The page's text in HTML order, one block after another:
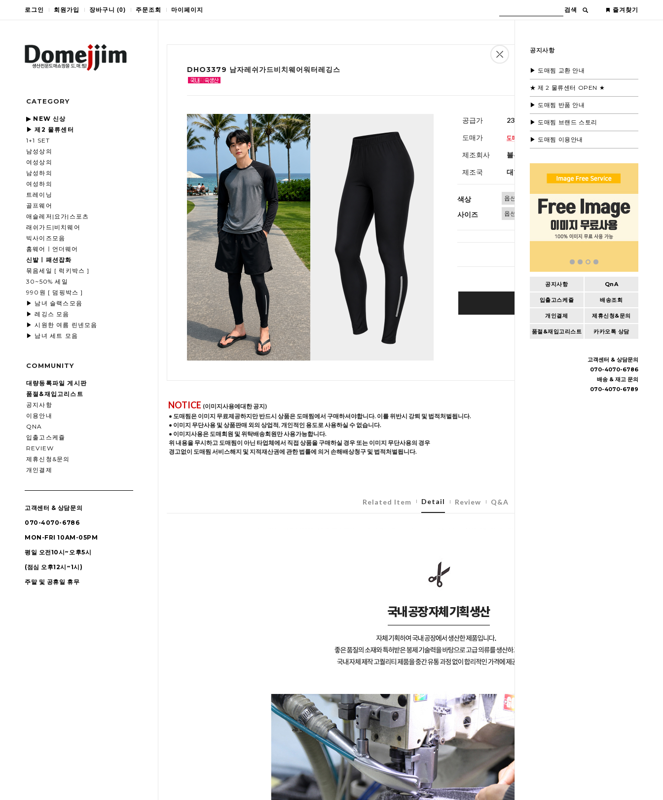
로그인 회원가입 장바구니 (0) 주문조회 마이페이지 검색 즐겨찾기
CATEGORY
▶ NEW 신상
▶ 제2 물류센터
1+1 SET
남성상의
여성상의
남성하의
여성하의
트레이닝
골프웨어
애슬레저|요가|스포츠
래쉬가드|비치웨어
빅사이즈모음
홈웨어ㅣ언더웨어
신발ㅣ패션잡화
묶음세일 [ 럭키박스 ]
30~50% 세일
990원 [ 덤핑박스 ]
▶ 남녀 슬랙스모음
▶ 레깅스 모음
▶ 시원한 여름 린넨모음
▶ 남녀 세트 모음
COMMUNITY
대량등록파일 게시판
품절&재입고리스트
공지사항
이용안내
QNA
입출고스케쥴
REVIEW
제휴신청&문의
개인결제
고객센터 & 상담문의
070-4070-6786
MON-FRI 10AM-05PM
평일 오전10시~오후5시
(점심 오후12시~1시)
주말 및 공휴일 휴무
공지사항
▶ 도매찜 교환 안내
★ 제 2 물류센터 OPEN ★
▶ 도매찜 반품 안내
▶ 도매찜 브랜드 스토리
▶ 도매찜 이용안내
공지사항 QnA
입출고스케쥴 배송조회
개인결제 제휴신청&문의
품절&재입고리스트 카카오톡 상담
고객센터 & 상담문의
070-4070-6786
배송 & 재고 문의
070-4070-6789
DHO3379 남자레쉬가드비치웨어워터레깅스
공급가 23,600원(부가세별도)
도매가
제조회사 블루모드
제조국 대한민국
색상
사이즈
BUY IT NOW
Cart Wishlist
NOTICE (이미지사용에대한 공지)
• 도매찜은 이미지 무료제공하지만 반드시 상품은 도매찜에서 구매하셔야합니다. 이를 위반시 강퇴 및 법적처벌됩니다.
• 이미지 무단사용 및 상품판매 외의 상업적, 개인적인 용도로 사용하실 수 없습니다.
• 이미지사용은 도매회원 및 위탁배송회원만 사용가능합니다.
위 내용을 무시하고 도매찜이 아닌 타업체에서 직접 상품을 구매하실 경우 또는 이미지 무단사용의 경우
경고없이 도매찜 서비스해지 및 지적재산권에 관한 법률에 의거 손해배상청구 및 법적처벌됩니다.
Related Item Detail Review Q&A